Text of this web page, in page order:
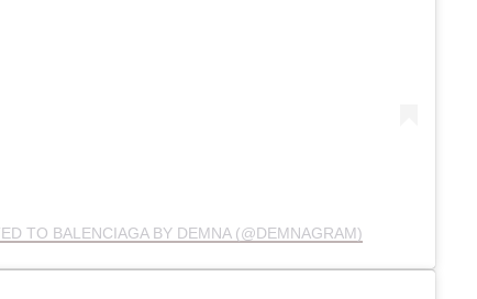
TO BALENCIAGA BY DEMNA (@DEMNAGRAM)